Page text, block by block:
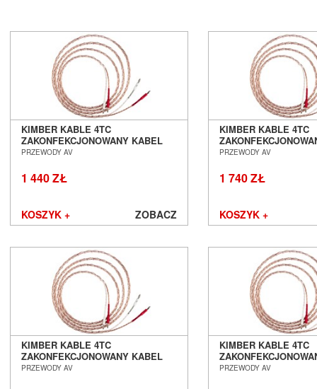
KIMBER KABLE 4TC
ZAKONFEKCJONOWANY KABEL
GŁOŚNIKOWY 2 X 1,5M SALON
PRZEWODY AV
1 440 ZŁ
KOSZYK + ZOBACZ
KIMBER KABLE 4TC
GŁOŚNIKOWY 2 X
PRZEWODY AV
1 740 ZŁ
KOSZYK +
KIMBER KABLE 4TC
ZAKONFEKCJONOWANY KABEL
GŁOŚNIKOWY 2 X 2,5M SALON
PRZEWODY AV
KIMBER KABLE 4TC
GŁOŚNIKOWY 2 X
PRZEWODY AV